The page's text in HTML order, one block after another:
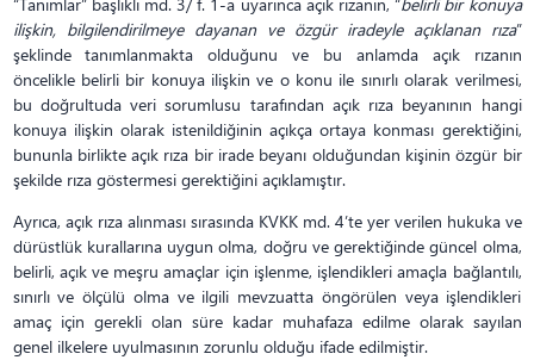
ilişkin, bilgilendirilmeye dayanan ve özgür iradeyle açıklanan rıza”
şeklinde tanımlanmakta olduğunu ve bu anlamda açık rızanın
öncelikle belirli bir konuya ilişkin ve o konu ile sınırlı olarak verilmesi,
bu doğrultuda veri sorumlusu tarafından açık rıza beyanının hangi
konuya ilişkin olarak istenildiğinin açıkça ortaya konması gerektiğini,
bununla birlikte açık rıza bir irade beyanı olduğundan kişinin özgür bir
şekilde rıza göstermesi gerektiğini açıklamıştır.
Ayrıca, açık rıza alınması sırasında KVKK md. 4’te yer verilen hukuka ve
dürüstlük kurallarına uygun olma, doğru ve gerektiğinde güncel olma,
belirli, açık ve meşru amaçlar için işlenme, işlendikleri amaçla bağlantılı,
sınırlı ve ölçülü olma ve ilgili mevzuatta öngörülen veya işlendikleri
amaç için gerekli olan süre kadar muhafaza edilme olarak sayılan
genel ilkelere uyulmasının zorunlu olduğu ifade edilmiştir.